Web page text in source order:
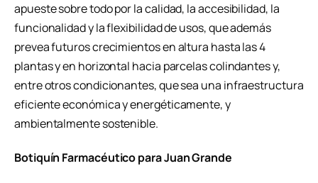
apueste sobre todo por la calidad, la accesibilidad, la
funcionalidad y la flexibilidad de usos, que además
prevea futuros crecimientos en altura hasta las 4
plantas y en horizontal hacia parcelas colindantes y,
entre otros condicionantes, que sea una infraestructura
eficiente económica y energéticamente, y
ambientalmente sostenible.
Botiquín Farmacéutico para Juan Grande